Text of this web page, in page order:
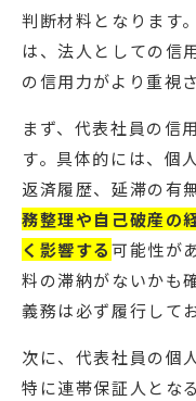
判断材料となります
は、法人としての信
の信用力がより重視
まず、代表社員の信
す。具体的には、個
返済履歴、延滞の有
務整理や自己破産の
く影響する可能性が
料の滞納がないかも
義務は必ず履行して
次に、代表社員の個
特に連帯保証人とな